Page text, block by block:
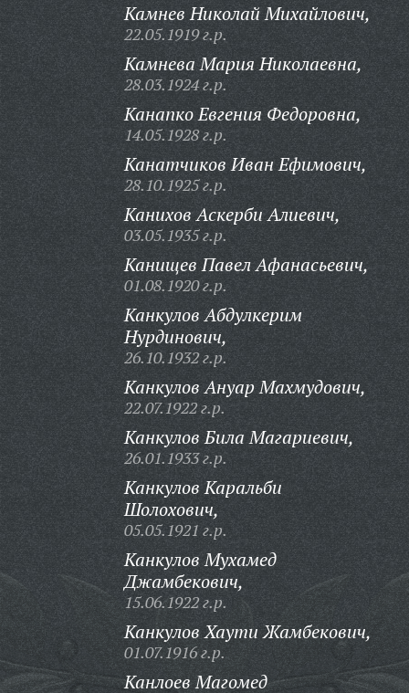
Камнев Николай Михайлович,
22.05.1919 г.р.
Камнева Мария Николаевна,
28.03.1924 г.р.
Канапко Евгения Федоровна,
14.05.1928 г.р.
Канатчиков Иван Ефимович,
28.10.1925 г.р.
Канихов Аскерби Алиевич,
03.05.1935 г.р.
Канищев Павел Афанасьевич,
01.08.1920 г.р.
Канкулов Абдулкерим
Нурдинович,
26.10.1932 г.р.
Канкулов Ануар Махмудович,
22.07.1922 г.р.
Канкулов Била Магариевич,
26.01.1933 г.р.
Канкулов Каральби
Шолохович,
05.05.1921 г.р.
Канкулов Мухамед
Джамбекович,
15.06.1922 г.р.
Канкулов Хаути Жамбекович,
01.07.1916 г.р.
Канлоев Магомед